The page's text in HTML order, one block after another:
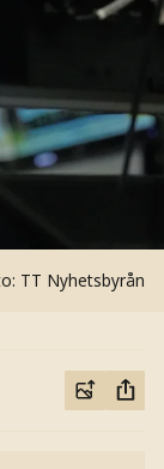
TT Nyhetsbyrån